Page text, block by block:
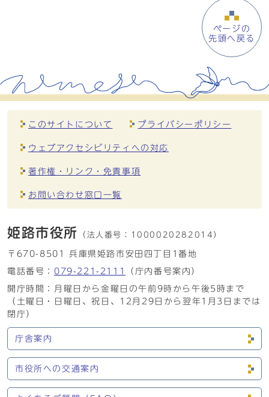
ページの
先頭へ戻る
このサイトについて プライバシーポリシー
ウェブアクセシビリティへの対応
著作権・リンク・免責事項
お問い合わせ窓口一覧
姫路市役所 （法人番号： 1000020282014）
〒670-8501 兵庫県姫路市安田四丁目1番地
電話番号： 079-221-2111
（庁内番号案内）
開庁時間：月曜日から金曜日の午前9時から午後5時まで
（土曜日・日曜日、祝日、12月29日から翌年1月3日までは
閉庁）
庁舎案内
市役所への交通案内